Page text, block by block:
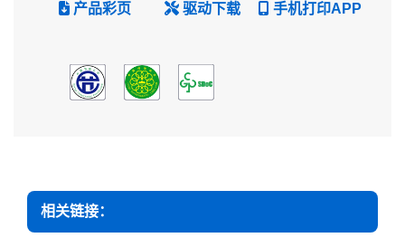
产品彩页 驱动下载 手机打印APP
相关链接：